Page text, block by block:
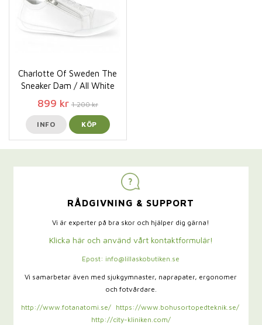
Charlotte Of Sweden The
Sneaker Dam / All White
899 kr 1 200 kr
INFO KÖP
RÅDGIVNING & SUPPORT
Vi är experter på bra skor och hjälper dig gärna!
Klicka här och använd vårt kontaktformulär!
Epost: info@lillaskobutiken.se
Vi samarbetar även med sjukgymnaster, naprapater, ergonomer
och fotvårdare.
http://www.fotanatomi.se/
https://www.bohusortopedteknik.se/
http://city-kliniken.com/